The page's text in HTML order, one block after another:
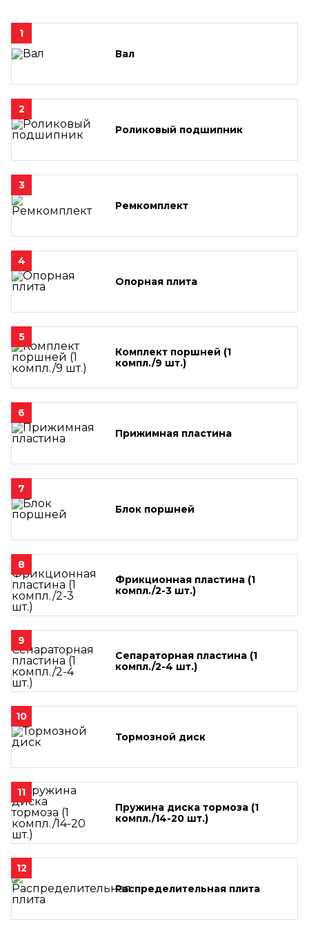
1
Вал
2
Роликовый подшипник
3
Ремкомплект
4
Опорная плита
5
Комплект поршней (1
компл./9 шт.)
6
Прижимная пластина
7
Блок поршней
8
Фрикционная пластина (1
компл./2-3 шт.)
9
Сепараторная пластина (1
компл./2-4 шт.)
10
Тормозной диск
11
Пружина диска тормоза (1
компл./14-20 шт.)
12
Распределительная плита